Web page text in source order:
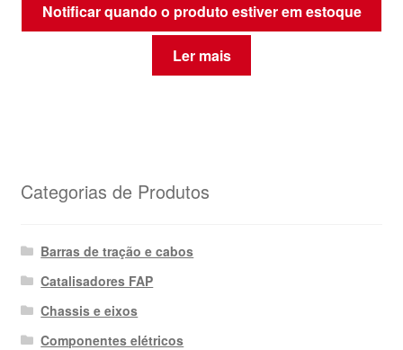
Notificar quando o produto estiver em estoque
Ler mais
Categorias de Produtos
Barras de tração e cabos
Catalisadores FAP
Chassis e eixos
Componentes elétricos